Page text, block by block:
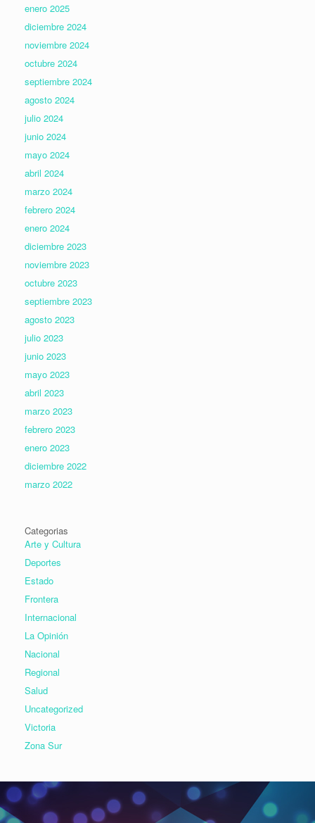
enero 2025
diciembre 2024
noviembre 2024
octubre 2024
septiembre 2024
agosto 2024
julio 2024
junio 2024
mayo 2024
abril 2024
marzo 2024
febrero 2024
enero 2024
diciembre 2023
noviembre 2023
octubre 2023
septiembre 2023
agosto 2023
julio 2023
junio 2023
mayo 2023
abril 2023
marzo 2023
febrero 2023
enero 2023
diciembre 2022
marzo 2022
Categorias
Arte y Cultura
Deportes
Estado
Frontera
Internacional
La Opinión
Nacional
Regional
Salud
Uncategorized
Victoria
Zona Sur